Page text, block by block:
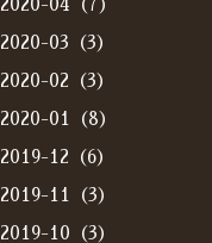
2020-04（7）
2020-03（3）
2020-02（3）
2020-01（8）
2019-12（6）
2019-11（3）
2019-10（3）